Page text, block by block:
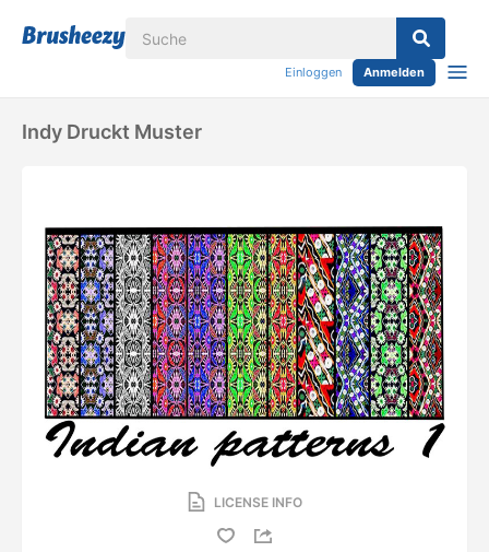
Einloggen Anmelden
Indy Druckt Muster
LICENSE INFO